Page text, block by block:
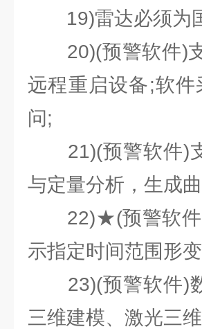
19)雷达必须为
20)(预警软件)支
远程重启设备;软
问;
21)(预警软件)支
与定量分析，生成
22)★(预警软件)
示指定时间范围形
23)(预警软件)数
三维建模、激光三